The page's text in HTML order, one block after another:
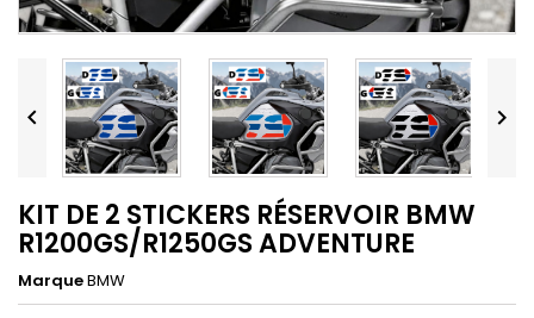
 
KIT DE 2 STICKERS RÉSERVOIR BMW
R1200GS/R1250GS ADVENTURE
MarqueBMW